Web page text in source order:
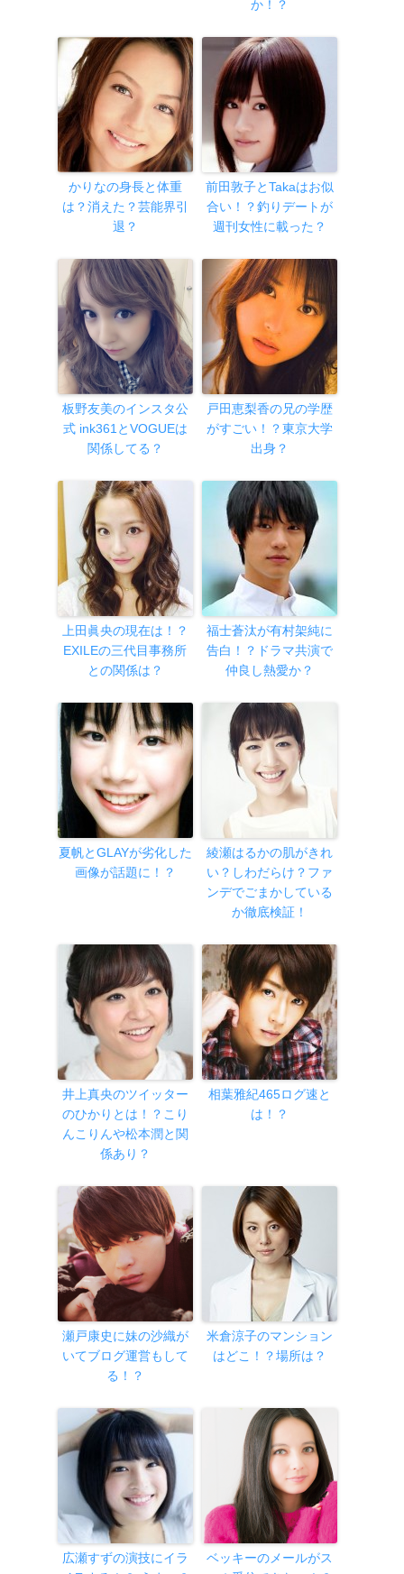
か！？
かりなの身長と体重
は？消えた？芸能界引
退？
前田敦子とTakaはお似
合い！？釣りデートが
週刊女性に載った？
板野友美のインスタ公
式 ink361とVOGUEは
関係してる？
戸田恵梨香の兄の学歴
がすごい！？東京大学
出身？
上田眞央の現在は！？
EXILEの三代目事務所
との関係は？
福士蒼汰が有村架純に
告白！？ドラマ共演で
仲良し熱愛か？
夏帆とGLAYが劣化した
画像が話題に！？
綾瀬はるかの肌がきれ
い？しわだらけ？ファ
ンデでごまかしている
か徹底検証！
井上真央のツイッター
のひかりとは！？こり
んこりんや松本潤と関
係あり？
相葉雅紀465ログ速と
は！？
瀬戸康史に妹の沙織が
いてブログ運営もして
る！？
米倉涼子のマンション
はどこ！？場所は？
広瀬すずの演技にイラ
ベッキーのメールがス